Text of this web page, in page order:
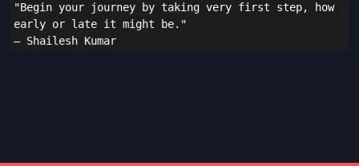
"Begin your journey by taking very first step, how
early or late it might be."
— Shailesh Kumar